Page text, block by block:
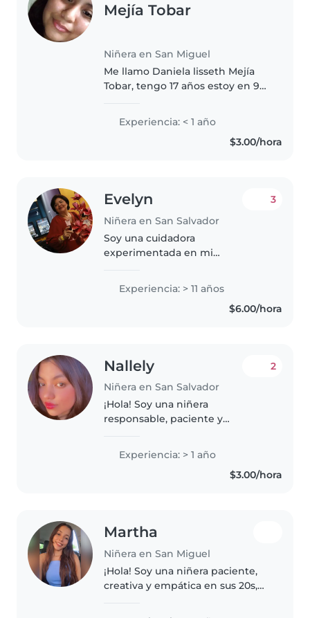
Mejía Tobar
Niñera en San Miguel
Me llamo Daniela lisseth Mejía
Tobar, tengo 17 años estoy en 9
cuidado niños/as con
bipolaridad, he cuidado cuatro
niños a la vez, soy amable
Experiencia: < 1 año
$3.00/hora
Evelyn
Niñera en San Salvador
3
Soy una cuidadora
experimentada en mi
pequeños y en edad preescolar.
Hablo español y disfruto de
Experiencia: > 11 años
$6.00/hora
Nallely
Niñera en San Salvador
2
¡Hola! Soy una niñera
responsable, paciente y
experiencia en el cuidado de
niños de todas las edades. Tengo
un año de experiencia y me
Experiencia: > 1 año
$3.00/hora
Martha
Niñera en San Miguel
¡Hola! Soy una niñera paciente,
creativa y empática en sus 20s,
cuidando niños en edad